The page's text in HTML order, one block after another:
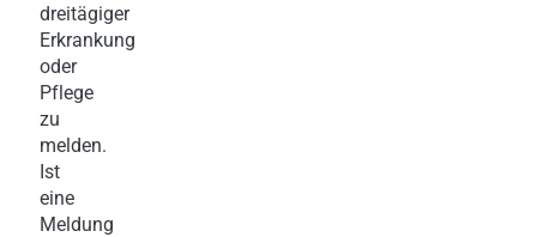
dreitägiger
Erkrankung
oder
Pflege
zu
melden.
Ist
eine
Meldung